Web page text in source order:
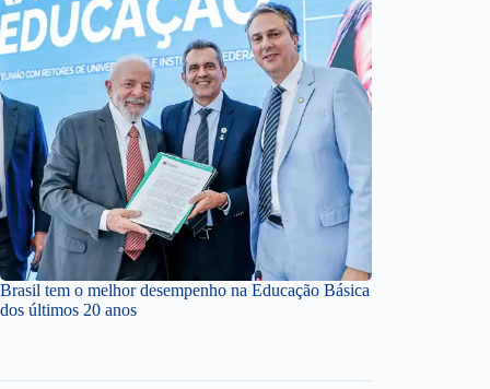
Brasil tem o melhor desempenho na Educação Básica
dos últimos 20 anos